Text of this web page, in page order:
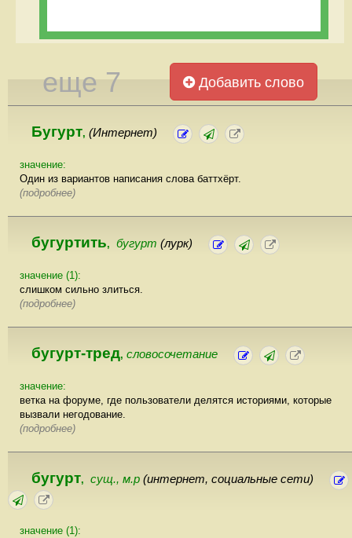
еще 7 Добавить слово
Бугурт, (Интернет)
значение:
Один из вариантов написания слова баттхёрт.
(подробнее)
бугуртить, бугурт (лурк)
значение (1):
слишком сильно злиться.
(подробнее)
бугурт-тред, словосочетание
значение:
ветка на форуме, где пользователи делятся историями, которые
вызвали негодование.
(подробнее)
бугурт, сущ., м.р (интернет, социальные сети)
значение (1):